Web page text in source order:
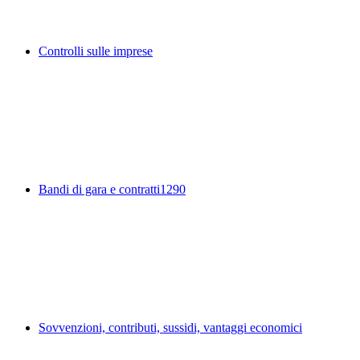
Controlli sulle imprese
Bandi di gara e contratti1290
Sovvenzioni, contributi, sussidi, vantaggi economici